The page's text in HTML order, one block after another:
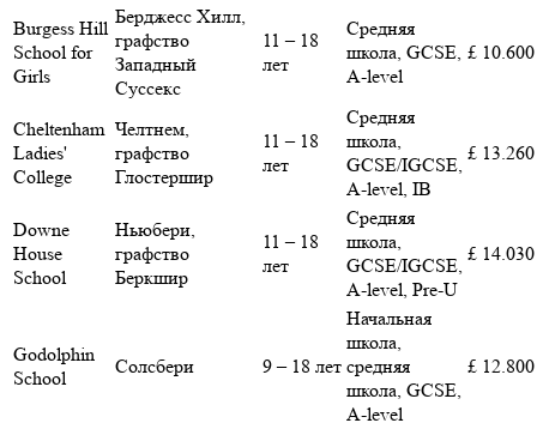
Burgess Hill
School for
Girls
Берджесс Хилл,
графство
Западный
Суссекс
11 – 18
лет
Средняя
школа, GCSE,
A-level
£ 10.600
Cheltenham
Ladies'
College
Челтнем,
графство
Глостершир
11 – 18
лет
Средняя
школа,
GCSE/IGCSE,
A-level, IB
£ 13.260
Downe
House
School
Ньюбери,
графство
Беркшир
11 – 18
лет
Средняя
школа,
GCSE/IGCSE,
A-level, Pre-U
£ 14.030
Godolphin
School
Солсбери 9 – 18 лет
Начальная
школа,
средняя
школа, GCSE,
A-level
£ 12.800